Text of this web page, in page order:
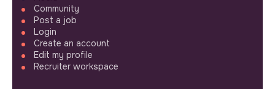
Community
Post a job
Login
Create an account
Edit my profile
Recruiter workspace